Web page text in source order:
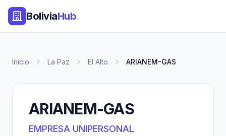
BoliviaHub
Inicio La Paz El Alto ARIANEM-GAS
ARIANEM-GAS
EMPRESA UNIPERSONAL